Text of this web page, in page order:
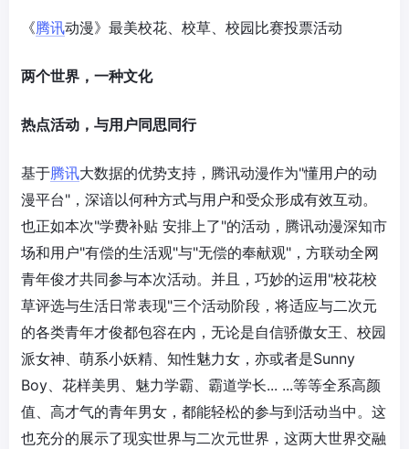
《腾讯动漫》最美校花、校草、校园比赛投票活动
两个世界，一种文化
热点活动，与用户同思同行
基于腾讯大数据的优势支持，腾讯动漫作为"懂用户的动
漫平台"，深谙以何种方式与用户和受众形成有效互动。
也正如本次"学费补贴 安排上了"的活动，腾讯动漫深知市
场和用户"有偿的生活观"与"无偿的奉献观"，方联动全网
青年俊才共同参与本次活动。并且，巧妙的运用"校花校
草评选与生活日常表现"三个活动阶段，将适应与二次元
的各类青年才俊都包容在内，无论是自信骄傲女王、校园
派女神、萌系小妖精、知性魅力女，亦或者是Sunny
Boy、花样美男、魅力学霸、霸道学长... ...等等全系高颜
值、高才气的青年男女，都能轻松的参与到活动当中。这
也充分的展示了现实世界与二次元世界，这两大世界交融